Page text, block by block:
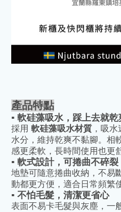
產品特點
▪️ 軟硅藻吸水，踩上去就乾
採用 軟硅藻吸水材質 ，吸
水分，維持乾爽不黏腳。相
感更柔軟，長時間使用也更
▪️ 軟式設計，可捲曲不碎裂
地墊可隨意捲曲收納，不易
動都更方便，適合日常頻繁
▪️ 不怕毛髮，清潔更省心
表面不易卡毛髮與灰塵，一